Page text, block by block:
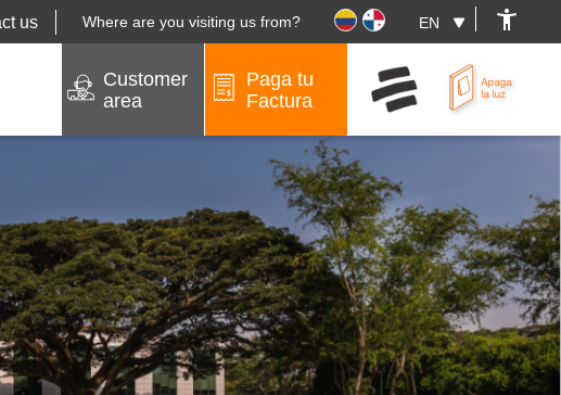
us Where are you visiting us from?
Customer
area
Paga tu
Factura